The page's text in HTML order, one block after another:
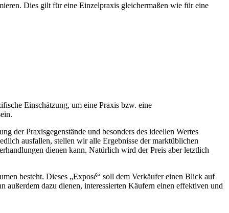
Dies gilt für eine Einzelpraxis gleichermaßen wie für eine
Einschätzung, um eine Praxis bzw. eine
der Praxisgegenstände und besonders des ideellen Wertes
ausfallen, stellen wir alle Ergebnisse der marktüblichen
dienen kann. Natürlich wird der Preis aber letztlich
besteht. Dieses „Exposé“ soll dem Verkäufer einen Blick auf
dazu dienen, interessierten Käufern einen effektiven und